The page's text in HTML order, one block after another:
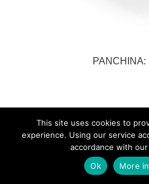
PANCHINA:
This site uses cookies to
experience. Using our service
accordance with
Ok
More